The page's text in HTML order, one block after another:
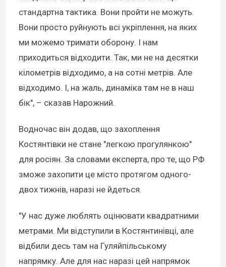
стандартна тактика. Вони пройти не можуть.
Вони просто руйнують всі укріплення, на яких
ми можемо тримати оборону. І нам
приходиться відходити. Так, ми не на десятки
кілометрів відходимо, а на сотні метрів. Але
відходимо. І, на жаль, динаміка там не в наш
бік", – сказав Нарожний.
Водночас він додав, що захоплення
Костянтівки не стане "легкою прогулянкою"
для росіян. За словами експерта, про те, що РФ
зможе захопити це місто протягом одного-
двох тижнів, наразі не йдеться.
"У нас дуже люблять оцінювати квадратними
метрами. Ми відступили в Костянтинівці, але
відбили десь там на Гуляйпільському
напрямку. Але для нас наразі цей напрямок